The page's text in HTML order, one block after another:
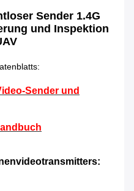
Sender 1.4G
und Inspektion
Sender und